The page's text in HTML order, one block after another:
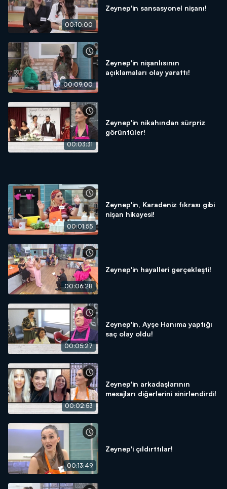
00:10:00
Zeynep'in sansasyonel nişanı!
00:09:00
Zeynep'in nişanlısının
açıklamaları olay yarattı!
00:03:31
Zeynep'in nikahından sürpriz
görüntüler!
00:01:55
Zeynep'in, Karadeniz fıkrası gibi
nişan hikayesi!
00:06:28
Zeynep'in hayalleri gerçekleşti!
00:05:27
Zeynep'in, Ayşe Hanıma yaptığı
saç olay oldu!
00:02:53
Zeynep'in arkadaşlarının
mesajları diğerlerini sinirlendirdi!
00:13:49
Zeynep'i çıldırttılar!